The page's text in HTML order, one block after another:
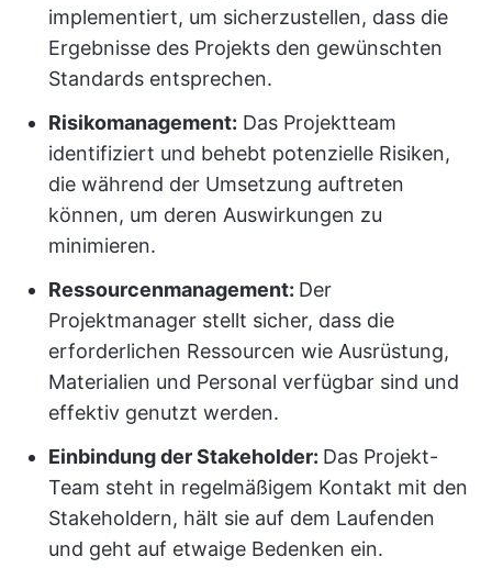
implementiert, um sicherzustellen, dass die
Ergebnisse des Projekts den gewünschten
Standards entsprechen.
Risikomanagement: Das Projektteam
identifiziert und behebt potenzielle Risiken,
die während der Umsetzung auftreten
können, um deren Auswirkungen zu
minimieren.
Ressourcenmanagement: Der
Projektmanager stellt sicher, dass die
erforderlichen Ressourcen wie Ausrüstung,
Materialien und Personal verfügbar sind und
effektiv genutzt werden.
Einbindung der Stakeholder: Das Projekt-
Team steht in regelmäßigem Kontakt mit den
Stakeholdern, hält sie auf dem Laufenden
und geht auf etwaige Bedenken ein.